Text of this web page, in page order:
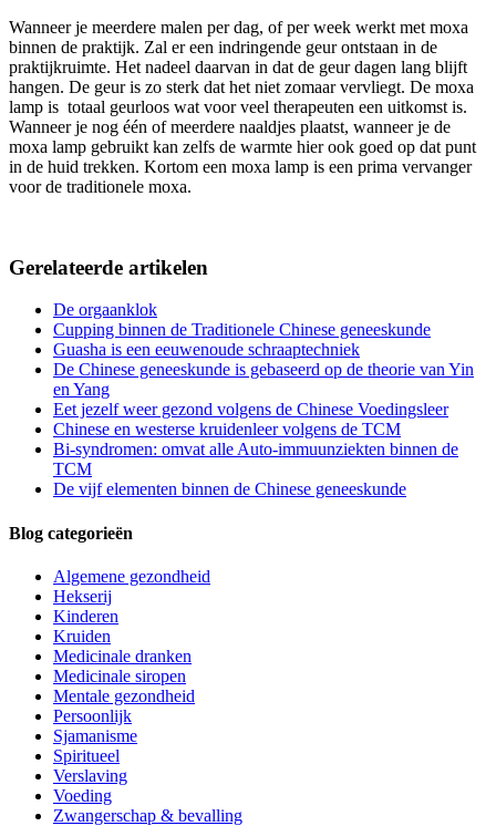
Wanneer je meerdere malen per dag, of per week werkt met moxa
binnen de praktijk. Zal er een indringende geur ontstaan in de
praktijkruimte. Het nadeel daarvan in dat de geur dagen lang blijft
hangen. De geur is zo sterk dat het niet zomaar vervliegt. De moxa
lamp is totaal geurloos wat voor veel therapeuten een uitkomst is.
Wanneer je nog één of meerdere naaldjes plaatst, wanneer je de
moxa lamp gebruikt kan zelfs de warmte hier ook goed op dat punt
in de huid trekken. Kortom een moxa lamp is een prima vervanger
voor de traditionele moxa.
Gerelateerde artikelen
De orgaanklok
Cupping binnen de Traditionele Chinese geneeskunde
Guasha is een eeuwenoude schraaptechniek
De Chinese geneeskunde is gebaseerd op de theorie van Yin
en Yang
Eet jezelf weer gezond volgens de Chinese Voedingsleer
Chinese en westerse kruidenleer volgens de TCM
Bi-syndromen: omvat alle Auto-immuunziekten binnen de
TCM
De vijf elementen binnen de Chinese geneeskunde
Blog categorieën
Algemene gezondheid
Hekserij
Kinderen
Kruiden
Medicinale dranken
Medicinale siropen
Mentale gezondheid
Persoonlijk
Sjamanisme
Spiritueel
Verslaving
Voeding
Zwangerschap & bevalling